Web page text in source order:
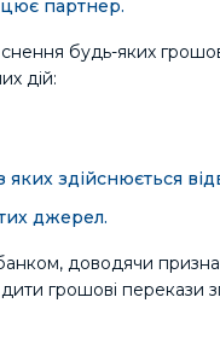
партнер.
будь-яких
дій:
здійснюється
джерел.
доводячи
грошові перекази